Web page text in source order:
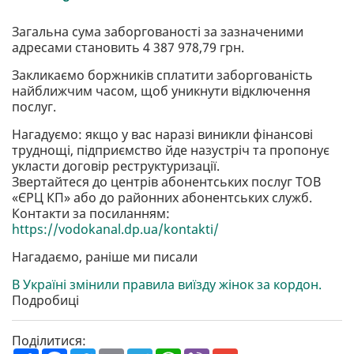
Загальна сума заборгованості за зазначеними
адресами становить 4 387 978,79 грн.
Закликаємо боржників сплатити заборгованість
найближчим часом, щоб уникнути відключення
послуг.
Нагадуємо: якщо у вас наразі виникли фінансові
труднощі, підприємство йде назустріч та пропонує
укласти договір реструктуризації.
Звертайтеся до центрів абонентських послуг ТОВ
«ЄРЦ КП» або до районних абонентських служб.
Контакти за посиланням:
https://vodokanal.dp.ua/kontakti/
Нагадаємо, раніше ми писали
В Україні змінили правила виїзду жінок за кордон.
Подробиці
Поділитися: